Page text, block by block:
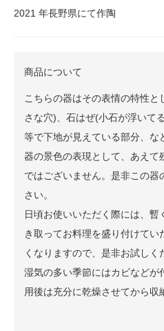
2021 年長野県にて作陶
商品について
こちらの器はその表情の特性
さな穴)、石はぜ(小石が浮いて
等で下地が見えている部分、な
器の景色の表現として、あえて
ではございません。是非この
さい。
日頃お使いいただく際には、
き取ってお料理を盛り付けてい
くなりますので、是非お試しく
湿気の多い季節にはカビなどが
用後は充分に乾燥させてから収